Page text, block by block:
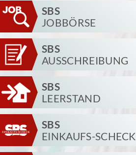
SBS
JOBBÖRSE
SBS
AUSSCHREIBUNG
SBS
LEERSTAND
SBS
EINKAUFS-SCHECK